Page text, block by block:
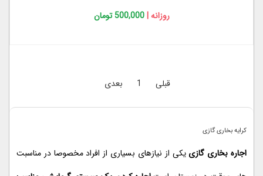
روزانه |500,000 تومان
قبلی 1 بعدی
کرایه بخاری گازی
اجاره بخاری گازی یکی از نیازهای بسیاری از افراد مخصوصا در مناسبت